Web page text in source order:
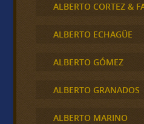
ALBERTO CORTEZ &
ALBERTO ECHAGÜE
ALBERTO GÓMEZ
ALBERTO GRANADOS
ALBERTO MARINO